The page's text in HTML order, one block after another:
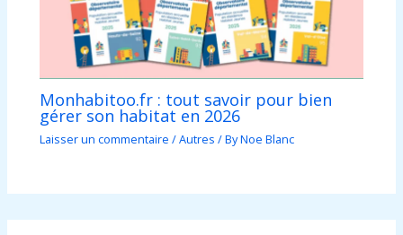
Monhabitoo.fr : tout savoir pour bien
gérer son habitat en 2026
Laisser un commentaire /Autres / ByNoe Blanc